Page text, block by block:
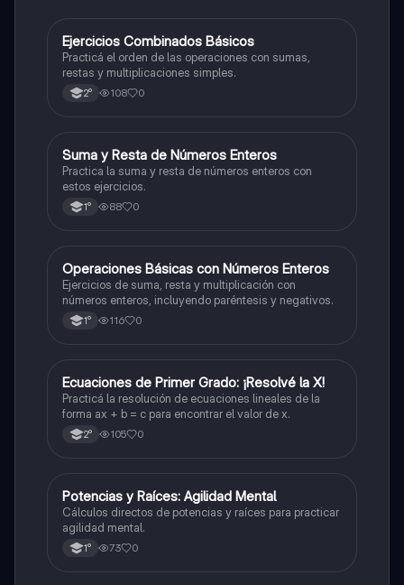
EMatemáticas
Ejercicios Combinados Básicos
Practicá el orden de las operaciones con sumas,
restas y multiplicaciones simples.
2° 108 0
SMatemáticas
Suma y Resta de Números Enteros
Practica la suma y resta de números enteros con
estos ejercicios.
1° 88 0
OMatemáticas
Operaciones Básicas con Números Enteros
Ejercicios de suma, resta y multiplicación con
números enteros, incluyendo paréntesis y negativos.
1° 116 0
EMatemáticas
Ecuaciones de Primer Grado: ¡Resolvé la X!
Practicá la resolución de ecuaciones lineales de la
forma ax + b = c para encontrar el valor de x.
2° 105 0
PMatemáticas
Potencias y Raíces: Agilidad Mental
Cálculos directos de potencias y raíces para practicar
agilidad mental.
1° 73 0